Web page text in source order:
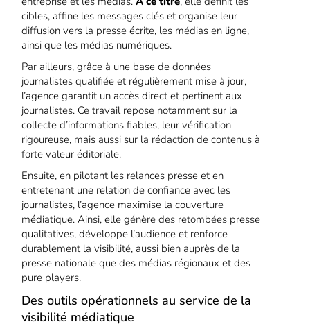
cibles, affine les messages clés et organise leur
diffusion vers la presse écrite, les médias en ligne,
ainsi que les médias numériques.
Par ailleurs, grâce à une base de données
journalistes qualifiée et régulièrement mise à jour,
l’agence garantit un accès direct et pertinent aux
journalistes. Ce travail repose notamment sur la
collecte d’informations fiables, leur vérification
rigoureuse, mais aussi sur la rédaction de contenus à
forte valeur éditoriale.
Ensuite, en pilotant les relances presse et en
entretenant une relation de confiance avec les
journalistes, l’agence maximise la couverture
médiatique. Ainsi, elle génère des retombées presse
qualitatives, développe l’audience et renforce
durablement la visibilité, aussi bien auprès de la
presse nationale que des médias régionaux et des
pure players.
Des outils opérationnels au service de la
visibilité médiatique